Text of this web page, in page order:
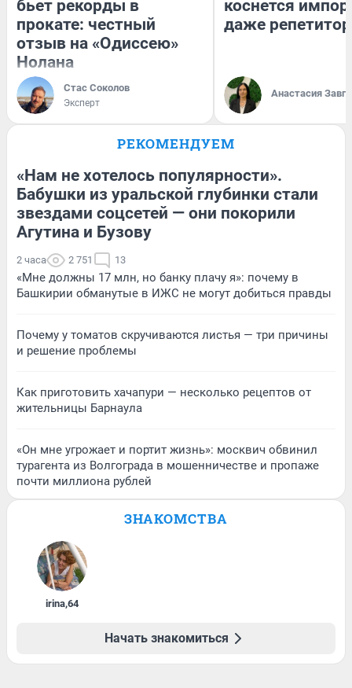
бьет рекорды в
прокате: честный
отзыв на «Одиссею»
Нолана
Стас Соколов
Эксперт
коснется
даже
Анастасия
РЕКОМЕНДУЕМ
«Нам не хотелось популярности».
Бабушки из уральской глубинки стали
звездами соцсетей — они покорили
Агутина и Бузову
2 часа 2 751 13
«Мне должны 17 млн, но банку плачу я»: почему в
Башкирии обманутые в ИЖС не могут добиться правды
Почему у томатов скручиваются листья — три причины
и решение проблемы
Как приготовить хачапури — несколько рецептов от
жительницы Барнаула
«Он мне угрожает и портит жизнь»: москвич обвинил
турагента из Волгограда в мошенничестве и пропаже
почти миллиона рублей
ЗНАКОМСТВА
irina,64
Начать знакомиться